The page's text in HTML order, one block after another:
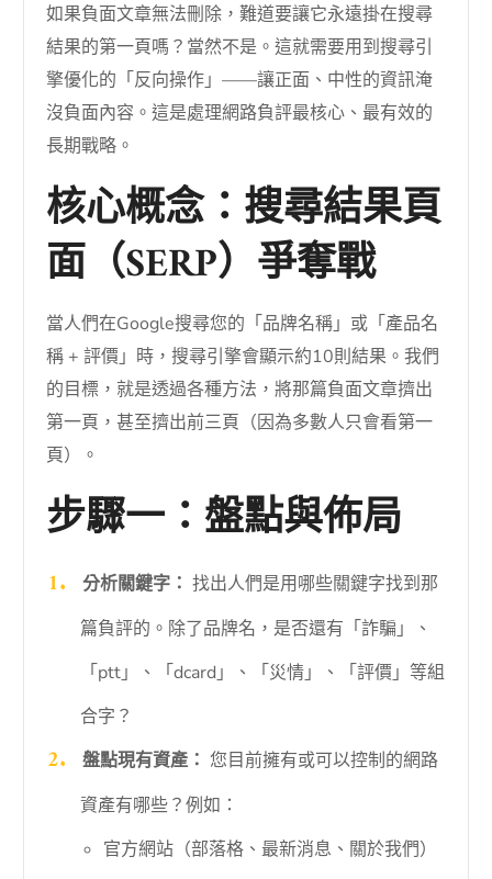
如果負面文章無法刪除，難道要讓它永遠掛在搜尋
結果的第一頁嗎？當然不是。這就需要用到搜尋引
擎優化的「反向操作」——讓正面、中性的資訊淹
沒負面內容。這是處理網路負評最核心、最有效的
長期戰略。
核心概念：搜尋結果頁
面（SERP）爭奪戰
當人們在Google搜尋您的「品牌名稱」或「產品名
稱 + 評價」時，搜尋引擎會顯示約10則結果。我們
的目標，就是透過各種方法，將那篇負面文章擠出
第一頁，甚至擠出前三頁（因為多數人只會看第一
頁）。
步驟一：盤點與佈局
分析關鍵字： 找出人們是用哪些關鍵字找到那
篇負評的。除了品牌名，是否還有「詐騙」、
「ptt」、「dcard」、「災情」、「評價」等組
合字？
盤點現有資產： 您目前擁有或可以控制的網路
資產有哪些？例如：
官方網站（部落格、最新消息、關於我們）